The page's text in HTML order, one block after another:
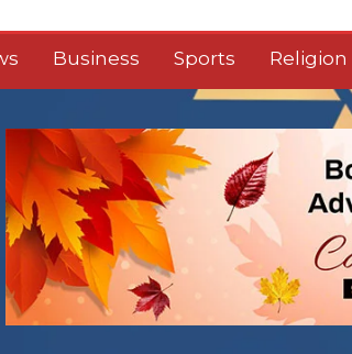
Business Sports Religion